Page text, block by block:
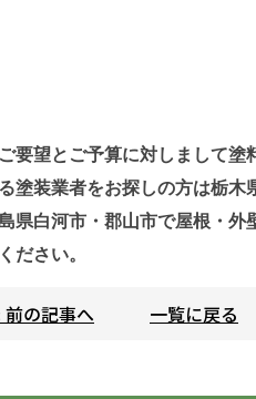
要望とご予算に対しまして塗
塗装業者をお探しの方は栃
県白河市・郡山市で屋根・
ださい。
前の記事へ 一覧に戻る